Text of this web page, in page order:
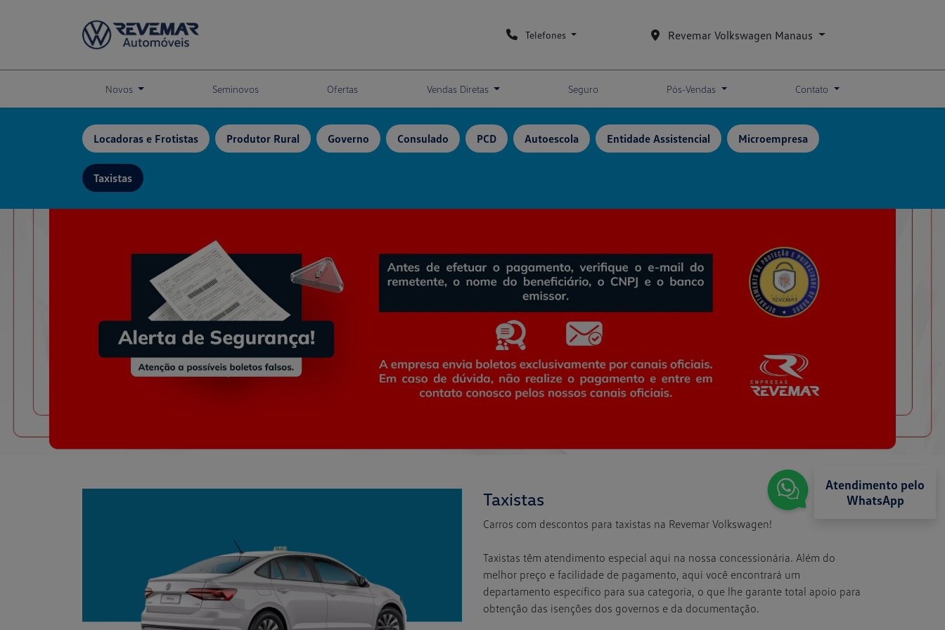
Telefones Revemar Volkswagen Manaus
Novos Seminovos Ofertas Vendas Diretas Seguro Pós-Vendas Contato
Locadoras e Frotistas Produtor Rural Governo Consulado PCD Autoescola Entidade Assistencial Microempresa
Taxistas
Taxistas
Carros com descontos para taxistas na Revemar Volkswagen!
Taxistas têm atendimento especial aqui na nossa concessionária. Além do
melhor preço e facilidade de pagamento, aqui você encontrará um
departamento específico para sua categoria, o que lhe garante total apoio para
obtenção das isenções dos governos e da documentação.
Atendimento pelo
WhatsApp